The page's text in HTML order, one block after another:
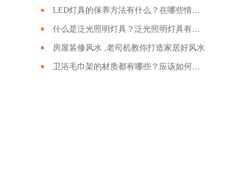
LED灯具的保养方法有什么？在哪些情况下回损坏？
什么是泛光照明灯具？泛光照明灯具有什么作用？
房屋装修风水 ,老司机教你打造家居好风水
卫浴毛巾架的材质都有哪些？应该如何挑选卫浴毛巾架？